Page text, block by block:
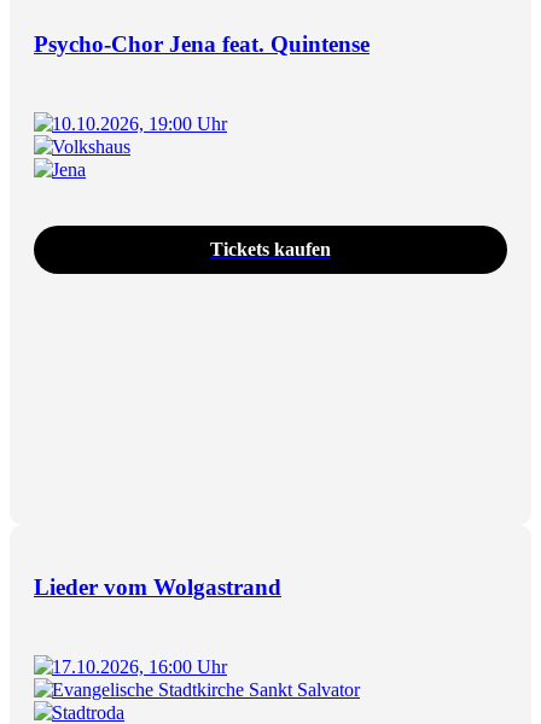
Psycho-Chor Jena feat. Quintense
10.10.2026, 19:00 Uhr
Volkshaus
Jena
Tickets kaufen
Lieder vom Wolgastrand
17.10.2026, 16:00 Uhr
Evangelische Stadtkirche Sankt Salvator
Stadtroda